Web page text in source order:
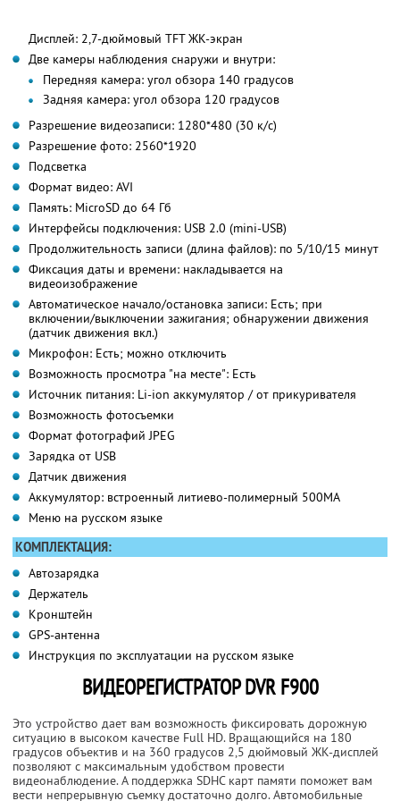
Дисплей: 2,7-дюймовый TFT ЖК-экран
Две камеры наблюдения снаружи и внутри:
Передняя камера: угол обзора 140 градусов
Задняя камера: угол обзора 120 градусов
Разрешение видеозаписи: 1280*480 (30 к/с)
Разрешение фото: 2560*1920
Подсветка
Формат видео: AVI
Память: MicroSD до 64 Гб
Интерфейсы подключения: USB 2.0 (mini-USB)
Продолжительность записи (длина файлов): по 5/10/15 минут
Фиксация даты и времени: накладывается на
видеоизображение
Автоматическое начало/остановка записи: Есть; при
включении/выключении зажигания; обнаружении движения
(датчик движения вкл.)
Микрофон: Есть; можно отключить
Возможность просмотра "на месте": Есть
Источник питания: Li-ion аккумулятор / от прикуривателя
Возможность фотосъемки
Формат фотографий JPEG
Зарядка от USB
Датчик движения
Аккумулятор: встроенный литиево-полимерный 500MA
Меню на русском языке
КОМПЛЕКТАЦИЯ:
Автозарядка
Держатель
Кронштейн
GPS-антенна
Инструкция по эксплуатации на русском языке
ВИДЕОРЕГИСТРАТОР DVR F900
Это устройство дает вам возможность фиксировать дорожную
ситуацию в высоком качестве Full HD. Вращающийся на 180
градусов объектив и на 360 градусов 2,5 дюймовый ЖК-дисплей
позволяют с максимальным удобством провести
видеонаблюдение. А поддержка SDHC карт памяти поможет вам
вести непрерывную съемку достаточно долго. Автомобильные